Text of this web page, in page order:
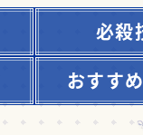
必殺
おすす